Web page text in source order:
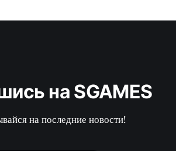
на SGAMES
на последние новости!